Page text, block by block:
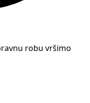
robu vršimo